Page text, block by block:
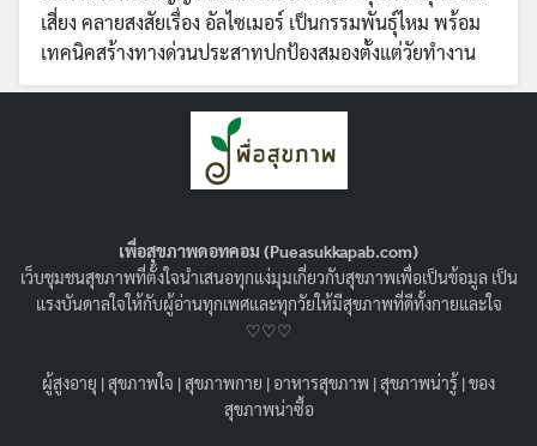
เสี่ยง คลายสงสัยเรื่อง อัลไซเมอร์ เป็นกรรมพันธุ์ไหม พร้อม
เทคนิคสร้างทางด่วนประสาทปกป้องสมองตั้งแต่วัยทำงาน
ฟิลเลอร์เพิ่มขนาด HA Filler คืออะไร ?
เพื่อสุขภาพดอทคอม (Pueasukkapab.com)
เว็บชุมชนสุขภาพที่ตั้งใจนำเสนอทุกแง่มุมเกี่ยวกับสุขภาพเพื่อเป็นข้อมูล เป็น
แรงบันดาลใจให้กับผู้อ่านทุกเพศและทุกวัยให้มีสุขภาพที่ดีทั้งกายและใจ
♡♡♡
ผู้สูงอายุ |สุขภาพใจ |สุขภาพกาย |อาหารสุขภาพ |สุขภาพน่ารู้ |ของ
สุขภาพน่าซื้อ